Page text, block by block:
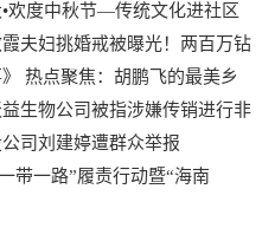
欢度中秋节—传统文化进社区
夫妇挑婚戒被曝光！两百万钻
》 热点聚焦：胡鹏飞的最美乡
生物公司被指涉嫌传销进行非
司刘建婷遭群众举报
带一路”履责行动暨“海南